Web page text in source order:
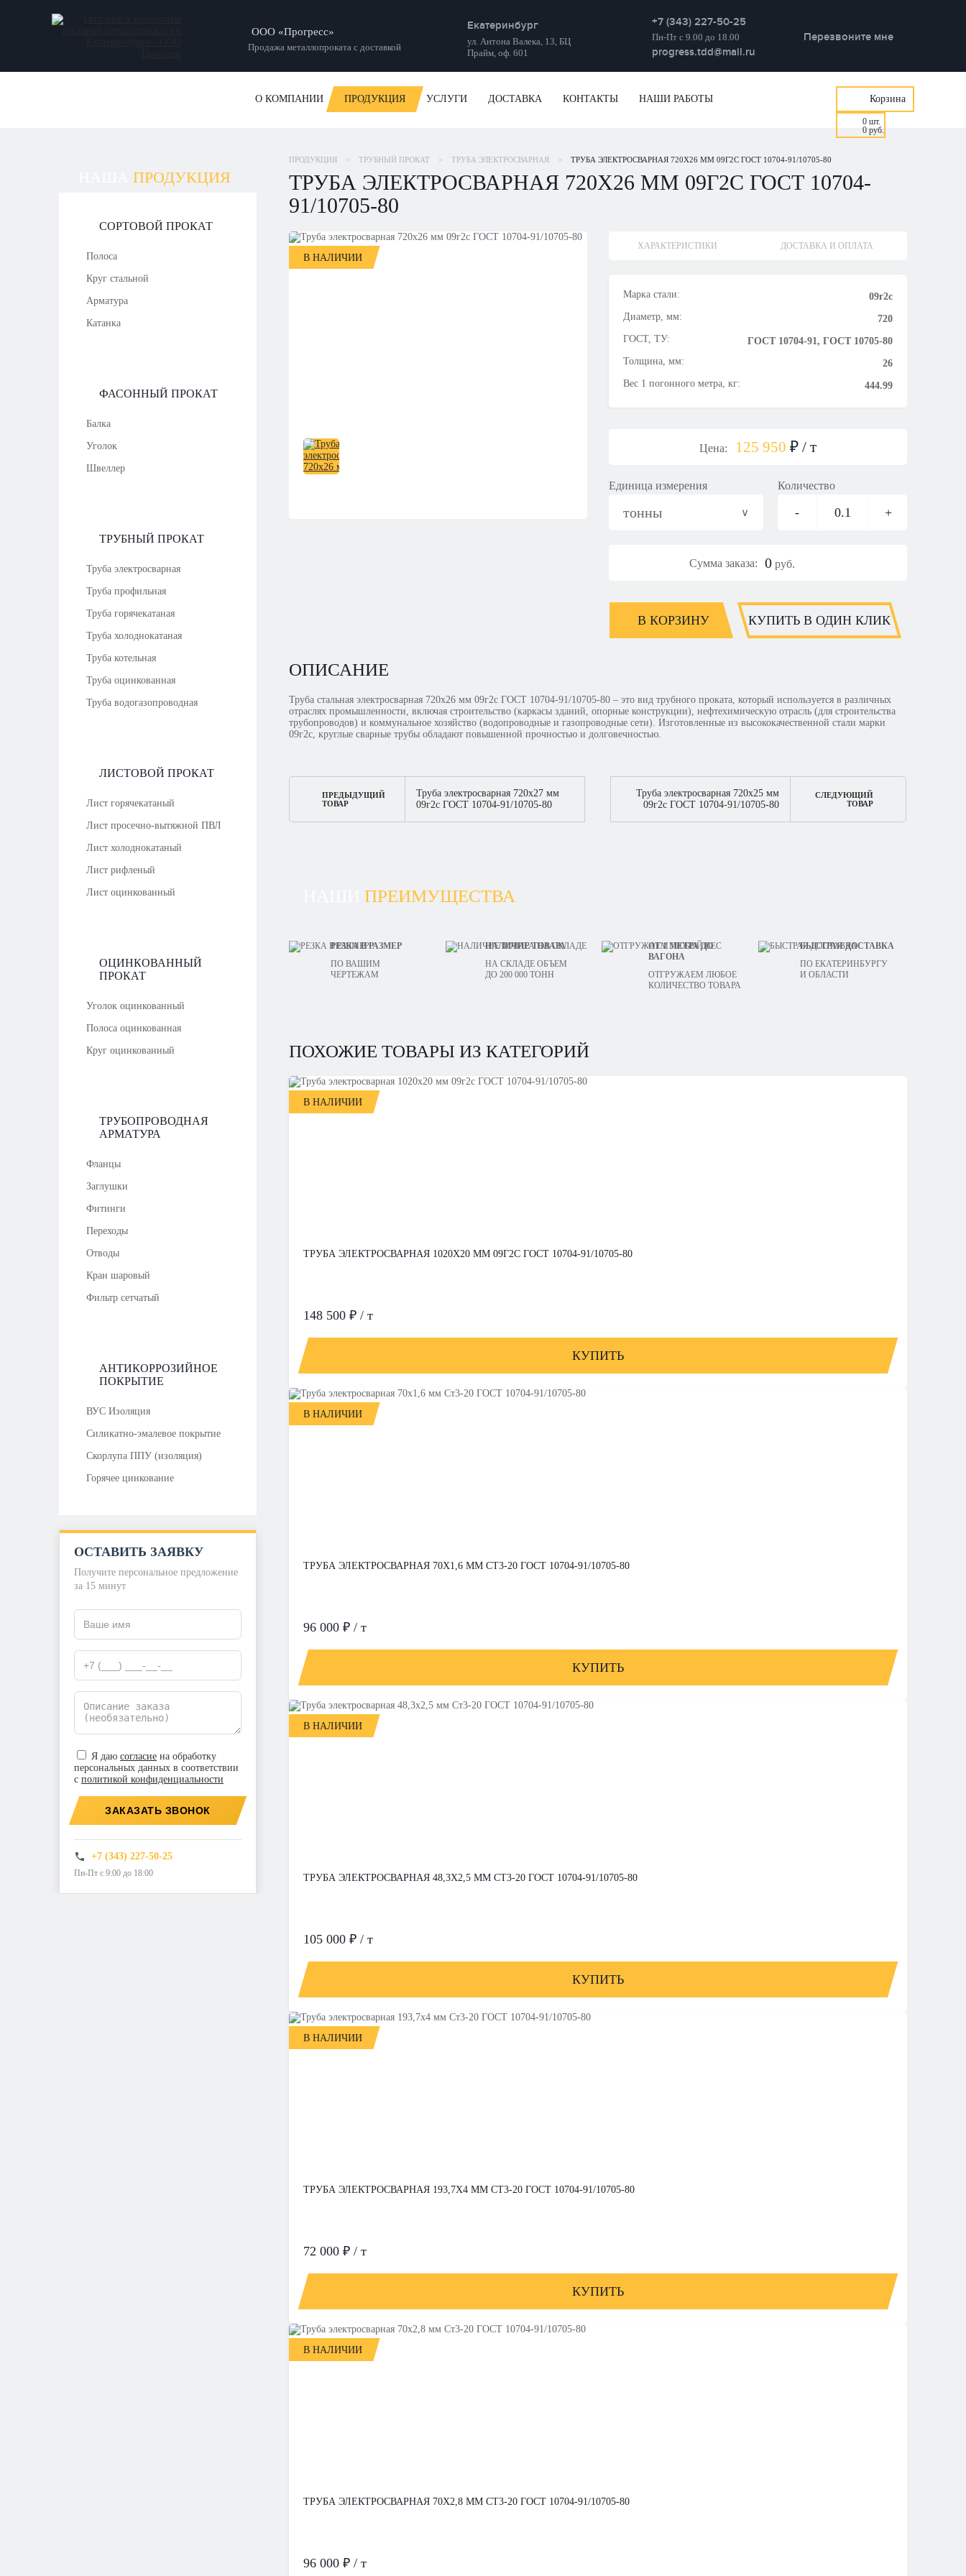
ООО «Прогресс»
Продажа металлопроката с доставкой
Екатеринбург
ул. Антона Валека, 13, БЦ
Прайм, оф. 601
+7 (343) 227-50-25
Пн-Пт с 9.00 до 18.00
progress.tdd@mail.ru
Перезвоните мне
О КОМПАНИИ ПРОДУКЦИЯ УСЛУГИ ДОСТАВКА КОНТАКТЫ НАШИ РАБОТЫ Корзина
0 шт.
0 руб.
ПРОДУКЦИЯ
СОРТОВОЙ ПРОКАТ
Полоса
Круг стальной
Арматура
Катанка
ФАСОННЫЙ ПРОКАТ
Балка
Уголок
Швеллер
ТРУБНЫЙ ПРОКАТ
Труба электросварная
Труба профильная
Труба горячекатаная
Труба холоднокатаная
Труба котельная
Труба оцинкованная
Труба водогазопроводная
ЛИСТОВОЙ ПРОКАТ
Лист горячекатаный
Лист просечно-вытяжной ПВЛ
Лист холоднокатаный
Лист рифленый
Лист оцинкованный
ОЦИНКОВАННЫЙ
ПРОКАТ
Уголок оцинкованный
Полоса оцинкованная
Круг оцинкованный
ТРУБОПРОВОДНАЯ
АРМАТУРА
Фланцы
Заглушки
Фитинги
Переходы
Отводы
Кран шаровый
Фильтр сетчатый
АНТИКОРРОЗИЙНОЕ
ПОКРЫТИЕ
ВУС Изоляция
Силикатно-эмалевое покрытие
Скорлупа ППУ (изоляция)
Горячее цинкование
ОСТАВИТЬ ЗАЯВКУ
Получите персональное предложение
за 15 минут
Я даю согласие на обработку
персональных данных в соответствии
с политикой конфиденциальности
ЗАКАЗАТЬ ЗВОНОК
+7 (343) 227-50-25
Пн-Пт с 9:00 до 18:00
ПРОДУКЦИЯ > ТРУБНЫЙ ПРОКАТ > ТРУБА ЭЛЕКТРОСВАРНАЯ > ТРУБА ЭЛЕКТРОСВАРНАЯ 720Х26 ММ 09Г2С ГОСТ 10704-91/10705-80
ТРУБА ЭЛЕКТРОСВАРНАЯ 720Х26 ММ 09Г2С ГОСТ 10704-
91/10705-80
В НАЛИЧИИ
ХАРАКТЕРИСТИКИ ДОСТАВКА И ОПЛАТА
Марка стали:
09г2с
Диаметр, мм:
720
ГОСТ, ТУ:
ГОСТ 10704-91, ГОСТ 10705-80
Толщина, мм:
26
Вес 1 погонного метра, кг:
444.99
Цена: 125 950 ₽ / т
Единица измерения
тонны
Количество
- 0.1 +
Сумма заказа: 0 руб.
В КОРЗИНУ КУПИТЬ В ОДИН КЛИК
ОПИСАНИЕ
Труба стальная электросварная 720х26 мм 09г2с ГОСТ 10704-91/10705-80 – это вид трубного проката, который используется в различных
отраслях промышленности, включая строительство (каркасы зданий, опорные конструкции), нефтехимическую отрасль (для строительства
трубопроводов) и коммунальное хозяйство (водопроводные и газопроводные сети). Изготовленные из высококачественной стали марки
09г2с, круглые сварные трубы обладают повышенной прочностью и долговечностью.
ПРЕДЫДУЩИЙ
ТОВАР
Труба электросварная 720х27 мм
09г2с ГОСТ 10704-91/10705-80
Труба электросварная 720х25 мм
09г2с ГОСТ 10704-91/10705-80
СЛЕДУЮЩИЙ
ТОВАР
ПРЕИМУЩЕСТВА
РЕЗКА В РАЗМЕР
ПО ВАШИМ
ЧЕРТЕЖАМ
НАЛИЧИЕ ТОВАРА
НА СКЛАДЕ ОБЪЕМ
ДО 200 000 ТОНН
ОТ 1 МЕТРА ДО
ВАГОНА
ОТГРУЖАЕМ ЛЮБОЕ
КОЛИЧЕСТВО ТОВАРА
БЫСТРАЯ ДОСТАВКА
ПО ЕКАТЕРИНБУРГУ
И ОБЛАСТИ
ПОХОЖИЕ ТОВАРЫ ИЗ КАТЕГОРИЙ
В НАЛИЧИИ
ТРУБА ЭЛЕКТРОСВАРНАЯ 1020Х20 ММ 09Г2С ГОСТ 10704-91/10705-80
148 500 ₽ / т
КУПИТЬ
В НАЛИЧИИ
ТРУБА ЭЛЕКТРОСВАРНАЯ 70Х1,6 ММ СТ3-20 ГОСТ 10704-91/10705-80
96 000 ₽ / т
КУПИТЬ
В НАЛИЧИИ
ТРУБА ЭЛЕКТРОСВАРНАЯ 48,3Х2,5 ММ СТ3-20 ГОСТ 10704-91/10705-80
105 000 ₽ / т
КУПИТЬ
В НАЛИЧИИ
ТРУБА ЭЛЕКТРОСВАРНАЯ 193,7Х4 ММ СТ3-20 ГОСТ 10704-91/10705-80
72 000 ₽ / т
КУПИТЬ
В НАЛИЧИИ
ТРУБА ЭЛЕКТРОСВАРНАЯ 70Х2,8 ММ СТ3-20 ГОСТ 10704-91/10705-80
96 000 ₽ / т